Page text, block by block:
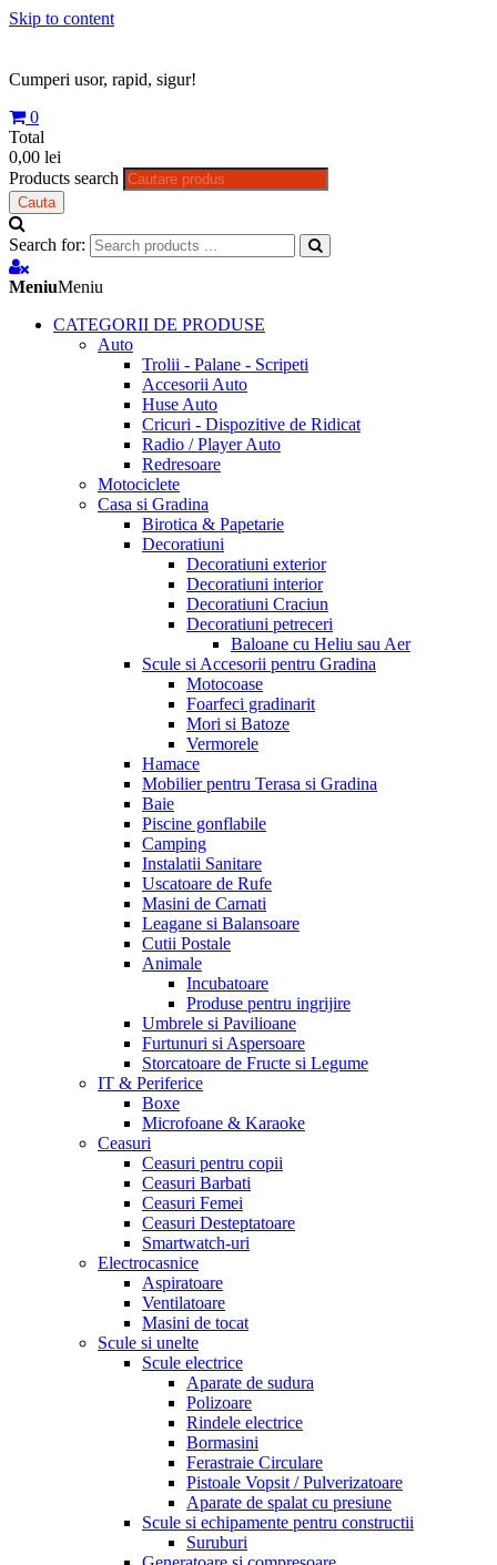
Skip to content
Cumperi usor, rapid, sigur!
0
Total
0,00 lei
Products search
Cauta
Search for:
MeniuMeniu
CATEGORII DE PRODUSE
Auto
Trolii - Palane - Scripeti
Accesorii Auto
Huse Auto
Cricuri - Dispozitive de Ridicat
Radio / Player Auto
Redresoare
Motociclete
Casa si Gradina
Birotica & Papetarie
Decoratiuni
Decoratiuni exterior
Decoratiuni interior
Decoratiuni Craciun
Decoratiuni petreceri
Baloane cu Heliu sau Aer
Scule si Accesorii pentru Gradina
Motocoase
Foarfeci gradinarit
Mori si Batoze
Vermorele
Hamace
Mobilier pentru Terasa si Gradina
Baie
Piscine gonflabile
Camping
Instalatii Sanitare
Uscatoare de Rufe
Masini de Carnati
Leagane si Balansoare
Cutii Postale
Animale
Incubatoare
Produse pentru ingrijire
Umbrele si Pavilioane
Furtunuri si Aspersoare
Storcatoare de Fructe si Legume
IT & Periferice
Boxe
Microfoane & Karaoke
Ceasuri
Ceasuri pentru copii
Ceasuri Barbati
Ceasuri Femei
Ceasuri Desteptatoare
Smartwatch-uri
Electrocasnice
Aspiratoare
Ventilatoare
Masini de tocat
Scule si unelte
Scule electrice
Aparate de sudura
Polizoare
Rindele electrice
Bormasini
Ferastraie Circulare
Pistoale Vopsit / Pulverizatoare
Aparate de spalat cu presiune
Scule si echipamente pentru constructii
Suruburi